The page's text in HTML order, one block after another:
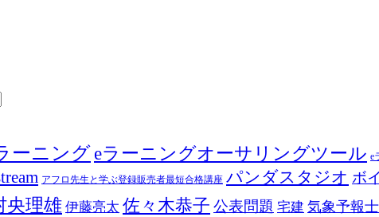
ーニング eラーニングオーサリングツール e
アフロ先生と学ぶ登録販売者最短合格講座 パンダスタジオ ボ
央理雄伊藤亮太 佐々木恭子 公表問題 宅建 気象予報士